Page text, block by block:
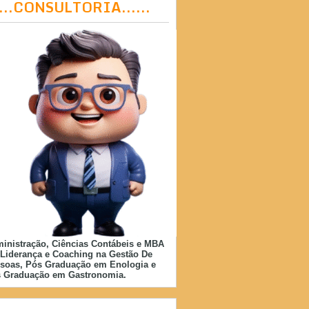
Ciências Contábeis e MBA
e Coaching na Gestão De
Pós Graduação em Enologia e
Graduação em Gastronomia.